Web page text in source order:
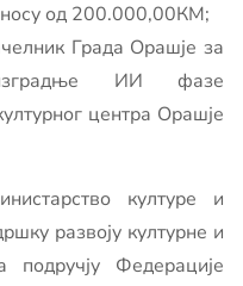
од 200.000,00КМ;
Града Орашје за
изградње ИИ фазе
центра Орашје
културе и
развоју културне и
подручју Федерације